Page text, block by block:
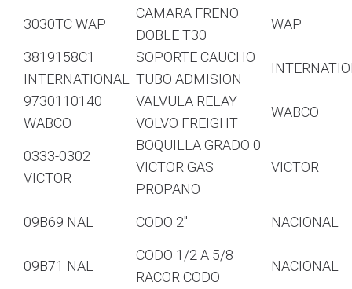
3030TC WAP
CAMARA FRENO
DOBLE T30
WAP
3819158C1
INTERNATIONAL
SOPORTE CAUCHO
TUBO ADMISION
9730110140
WABCO
VALVULA RELAY
VOLVO FREIGHT
WABCO
0333-0302
VICTOR
BOQUILLA GRADO 0
VICTOR GAS
PROPANO
VICTOR
09B69 NAL CODO 2″ NACIONAL
09B71 NAL
CODO 1/2 A 5/8
RACOR CODO
NACIONAL